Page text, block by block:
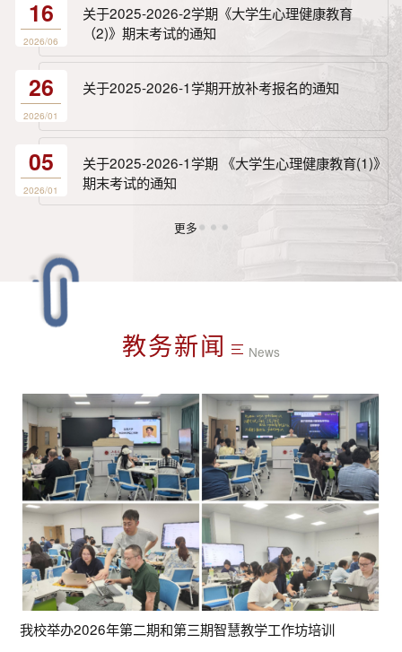
16
2026/06
关于2025-2026-2学期《大学生心理健康教育
（2)》期末考试的通知
26
2026/01
关于2025-2026-1学期开放补考报名的通知
05
2026/01
关于2025-2026-1学期 《大学生心理健康教育(1)》
期末考试的通知
更多
教务新闻 News
我校举办2026年第二期和第三期智慧教学工作坊培训